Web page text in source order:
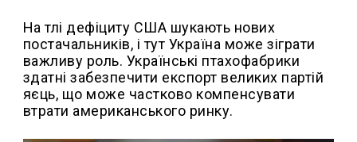
На тлі дефіциту США шукають нових
постачальників, і тут Україна може зіграти
важливу роль. Українські птахофабрики
здатні забезпечити експорт великих партій
яєць, що може частково компенсувати
втрати американського ринку.